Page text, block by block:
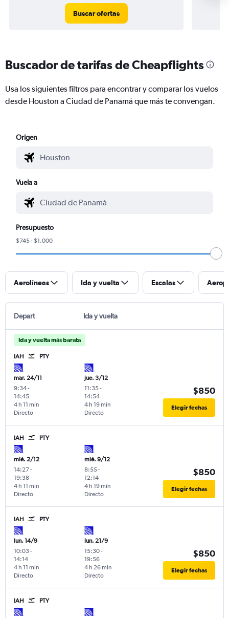
Buscar ofertas
Buscador de tarifas de Cheapflights
Usa los siguientes filtros para encontrar y comparar los vuelos
desde Houston a Ciudad de Panamá que más te convengan.
Origen
Vuela a
Presupuesto
$745 - $1.000
Aerolíneas Ida y vuelta Escalas
Depart Ida y vuelta
Ida y vuelta más barata
IAH PTY
mar. 24/11
9:34-
14:45
Directo
4 h 11 min
jue. 3/12
11:35-
14:54
Directo
4 h 19 min
$850
Elegir fechas
IAH PTY
mié. 2/12
14:27-
19:38
Directo
4 h 11 min
mié. 9/12
8:55-
12:14
Directo
4 h 19 min
$850
Elegir fechas
IAH PTY
lun. 14/9
10:03-
14:14
Directo
4 h 11 min
lun. 21/9
15:30-
19:56
Directo
4 h 26 min
$850
Elegir fechas
IAH PTY